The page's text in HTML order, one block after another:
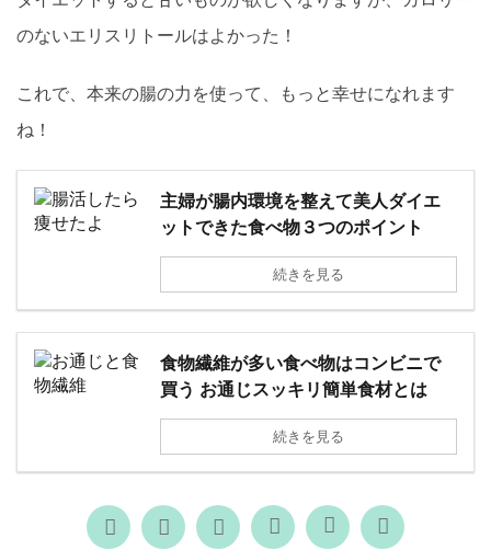
のないエリスリトールはよかった！
これで、本来の腸の力を使って、もっと幸せになれます
ね！
主婦が腸内環境を整えて美人ダイエ
ットできた食べ物３つのポイント
続きを見る
食物繊維が多い食べ物はコンビニで
買う お通じスッキリ簡単食材とは
続きを見る